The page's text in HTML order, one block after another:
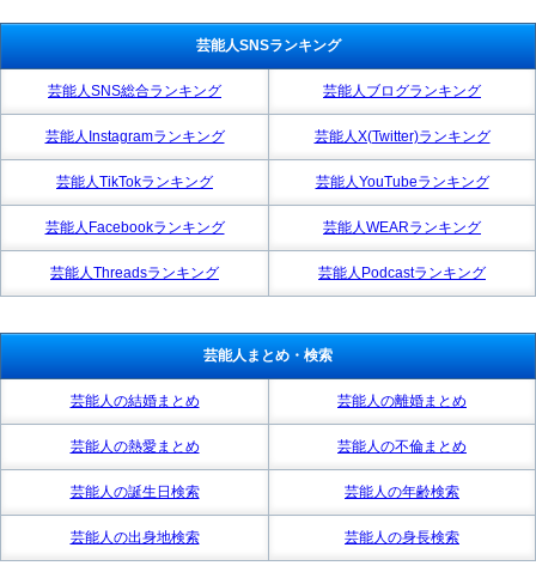
芸能人SNSランキング
芸能人SNS総合ランキング 芸能人ブログランキング
芸能人Instagramランキング 芸能人X(Twitter)ランキング
芸能人TikTokランキング 芸能人YouTubeランキング
芸能人Facebookランキング 芸能人WEARランキング
芸能人Threadsランキング 芸能人Podcastランキング
芸能人まとめ・検索
芸能人の結婚まとめ 芸能人の離婚まとめ
芸能人の熱愛まとめ 芸能人の不倫まとめ
芸能人の誕生日検索 芸能人の年齢検索
芸能人の出身地検索 芸能人の身長検索